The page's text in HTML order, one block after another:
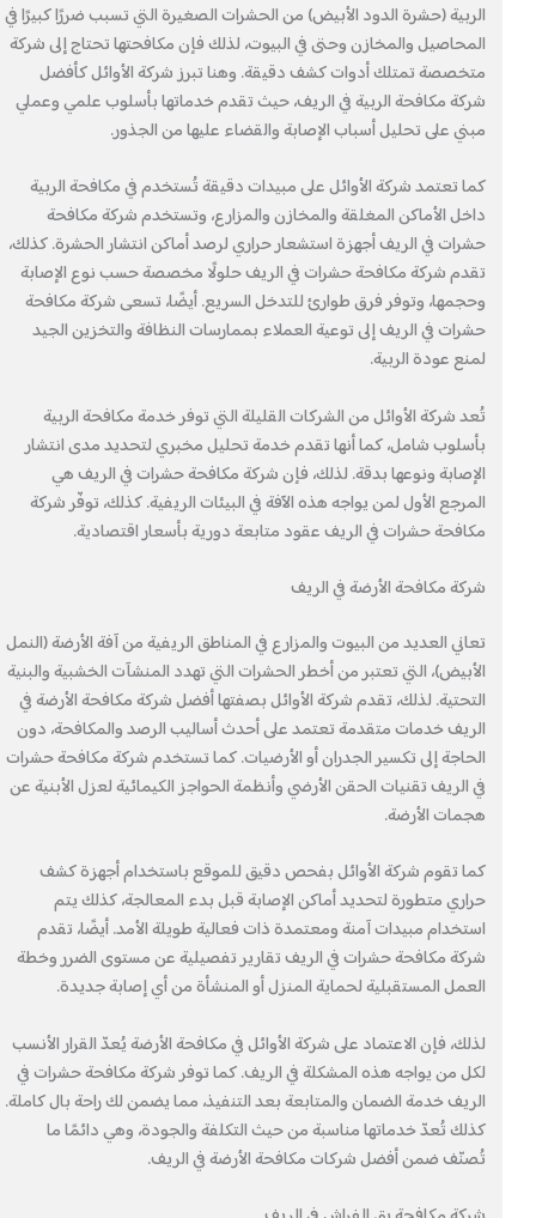
الربية (حشرة الدود الأبيض) من الحشرات الصغيرة التي تسبب ضررًا كبيرًا في
المحاصيل والمخازن وحتى في البيوت، لذلك فإن مكافحتها تحتاج إلى شركة
متخصصة تمتلك أدوات كشف دقيقة. وهنا تبرز شركة الأوائل كأفضل
شركة مكافحة الربية في الريف، حيث تقدم خدماتها بأسلوب علمي وعملي
مبني على تحليل أسباب الإصابة والقضاء عليها من الجذور.
كما تعتمد شركة الأوائل على مبيدات دقيقة تُستخدم في مكافحة الربية
داخل الأماكن المغلقة والمخازن والمزارع، وتستخدم شركة مكافحة
حشرات في الريف أجهزة استشعار حراري لرصد أماكن انتشار الحشرة. كذلك،
تقدم شركة مكافحة حشرات في الريف حلولًا مخصصة حسب نوع الإصابة
وحجمها، وتوفر فرق طوارئ للتدخل السريع. أيضًا، تسعى شركة مكافحة
حشرات في الريف إلى توعية العملاء بممارسات النظافة والتخزين الجيد
لمنع عودة الربية.
تُعد شركة الأوائل من الشركات القليلة التي توفر خدمة مكافحة الربية
بأسلوب شامل، كما أنها تقدم خدمة تحليل مخبري لتحديد مدى انتشار
الإصابة ونوعها بدقة. لذلك، فإن شركة مكافحة حشرات في الريف هي
المرجع الأول لمن يواجه هذه الآفة في البيئات الريفية. كذلك، توفّر شركة
مكافحة حشرات في الريف عقود متابعة دورية بأسعار اقتصادية.
شركة مكافحة الأرضة في الريف
تعاني العديد من البيوت والمزارع في المناطق الريفية من آفة الأرضة (النمل
الأبيض)، التي تعتبر من أخطر الحشرات التي تهدد المنشآت الخشبية والبنية
التحتية. لذلك، تقدم شركة الأوائل بصفتها أفضل شركة مكافحة الأرضة في
الريف خدمات متقدمة تعتمد على أحدث أساليب الرصد والمكافحة، دون
الحاجة إلى تكسير الجدران أو الأرضيات. كما تستخدم شركة مكافحة حشرات
في الريف تقنيات الحقن الأرضي وأنظمة الحواجز الكيمائية لعزل الأبنية عن
هجمات الأرضة.
كما تقوم شركة الأوائل بفحص دقيق للموقع باستخدام أجهزة كشف
حراري متطورة لتحديد أماكن الإصابة قبل بدء المعالجة، كذلك يتم
استخدام مبيدات آمنة ومعتمدة ذات فعالية طويلة الأمد. أيضًا، تقدم
شركة مكافحة حشرات في الريف تقارير تفصيلية عن مستوى الضرر وخطة
العمل المستقبلية لحماية المنزل أو المنشأة من أي إصابة جديدة.
لذلك، فإن الاعتماد على شركة الأوائل في مكافحة الأرضة يُعدّ القرار الأنسب
لكل من يواجه هذه المشكلة في الريف. كما توفر شركة مكافحة حشرات في
الريف خدمة الضمان والمتابعة بعد التنفيذ، مما يضمن لك راحة بال كاملة.
كذلك تُعدّ خدماتها مناسبة من حيث التكلفة والجودة، وهي دائمًا ما
تُصنّف ضمن أفضل شركات مكافحة الأرضة في الريف.